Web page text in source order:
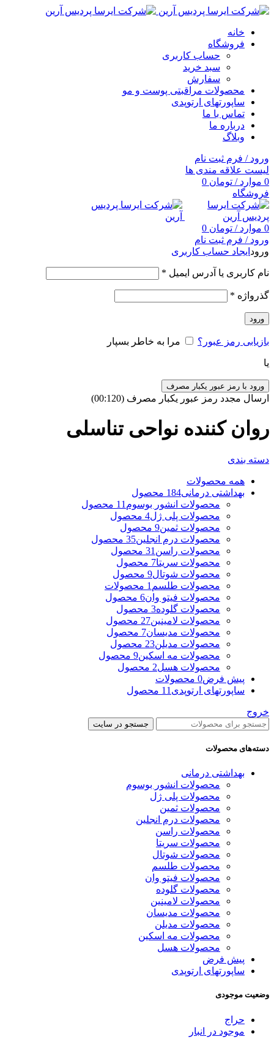
خانه
فروشگاه
حساب کاربری
سبد خرید
سفارش
محصولات مراقبتی پوست و مو
ساپورتهای ارتوپدی
تماس با ما
درباره ما
وبلاگ
ورود / فرم ثبت نام
لیست علاقه مندی ها
0 موارد / تومان
فروشگاه
0 موارد / تومان
ورود / فرم ثبت نام
ورود ایجاد حساب کاربری
نام کاربری یا آدرس ایمیل *
گذرواژه *
ورود
بازیابی رمز عبور؟ مرا به خاطر بسپار
یا
ورود با رمز عبور یکبار مصرف
ارسال مجدد رمز عبور یکبار مصرف (00:
120
)
روان کننده نواحی تناسلی
دسته بندی
همه محصولات
بهداشتی درمانی184 محصول
محصولات انشور بوسوم 11 محصول
محصولات پلی ژل4 محصول
محصولات ثمین9 محصول
محصولات درم انجلین35 محصول
محصولات راسن 31 محصول
محصولات سریتا7 محصول
محصولات شوتال9 محصول
محصولات طلسم 1 محصولات
محصولات فیتو وان6 محصول
محصولات گلوده3 محصول
محصولات لامینین27 محصول
محصولات مدیسان7 محصول
محصولات مدیلن23 محصول
محصولات مه اسکین9 محصول
محصولات هسل2 محصول
پیش فرض0 محصولات
ساپورتهای ارتوپدی 11 محصول
خروج
جستجو در سایت
دسته‌های محصولات
بهداشتی درمانی
محصولات انشور بوسوم
محصولات پلی ژل
محصولات ثمین
محصولات درم انجلین
محصولات راسن
محصولات سریتا
محصولات شوتال
محصولات طلسم
محصولات فیتو وان
محصولات گلوده
محصولات لامینین
محصولات مدیسان
محصولات مدیلن
محصولات مه اسکین
محصولات هسل
پیش فرض
ساپورتهای ارتوپدی
وضعیت موجودی
حراج
موجود در انبار